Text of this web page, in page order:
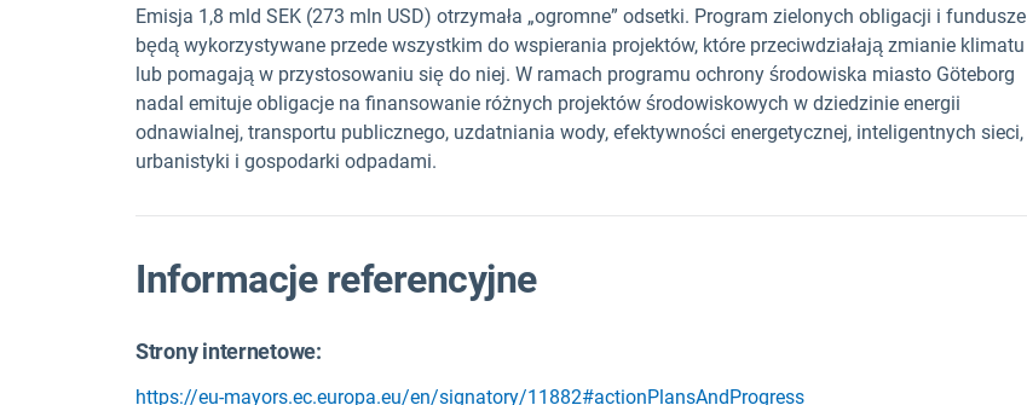
Emisja 1,8 mld SEK (273 mln USD) otrzymała „ogromne” odsetki. Program zielonych obligacji i fundusze
będą wykorzystywane przede wszystkim do wspierania projektów, które przeciwdziałają zmianie klimatu
lub pomagają w przystosowaniu się do niej. W ramach programu ochrony środowiska miasto Göteborg
nadal emituje obligacje na finansowanie różnych projektów środowiskowych w dziedzinie energii
odnawialnej, transportu publicznego, uzdatniania wody, efektywności energetycznej, inteligentnych sieci,
urbanistyki i gospodarki odpadami.
Informacje referencyjne
Strony internetowe:
https://eu-mayors.ec.europa.eu/en/signatory/11882#actionPlansAndProgress